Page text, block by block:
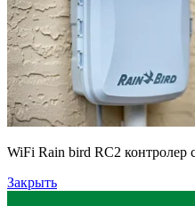
WiFi Rain bird RC2 контролер
Закрыть